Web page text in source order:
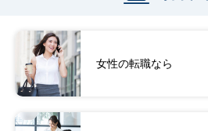
女性の転職なら